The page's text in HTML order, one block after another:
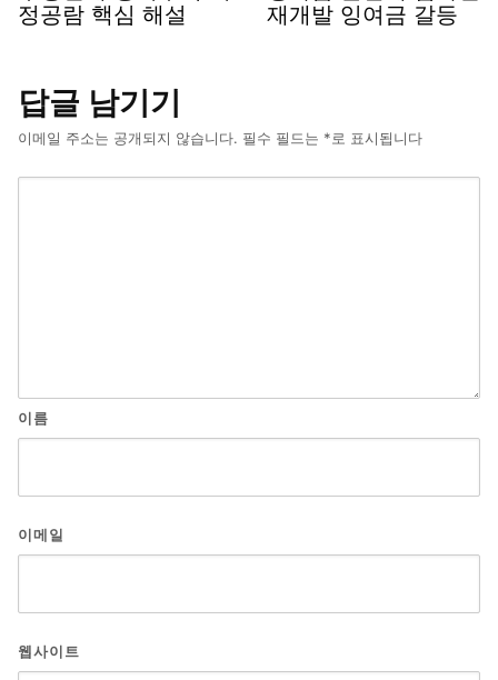
정공람 핵심 해설
재개발 잉여금 갈등
답글 남기기
이메일 주소는 공개되지 않습니다. 필수 필드는 *로 표시됩니다
이름
이메일
웹사이트